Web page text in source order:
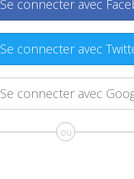
Se connecter avec
Se connecter avec
Se connecter avec
ou